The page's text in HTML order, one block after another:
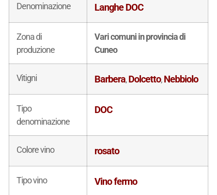
Denominazione Langhe DOC
Zona di
produzione
Vari comuni in provincia di
Cuneo
Vitigni Barbera,Dolcetto,Nebbiolo
Tipo
denominazione
DOC
Colore vino rosato
Tipo vino Vino fermo